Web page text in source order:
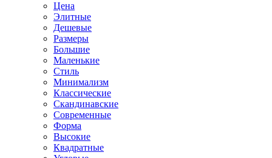
Цена
Элитные
Дешевые
Размеры
Большие
Маленькие
Стиль
Минимализм
Классические
Скандинавские
Современные
Форма
Высокие
Квадратные